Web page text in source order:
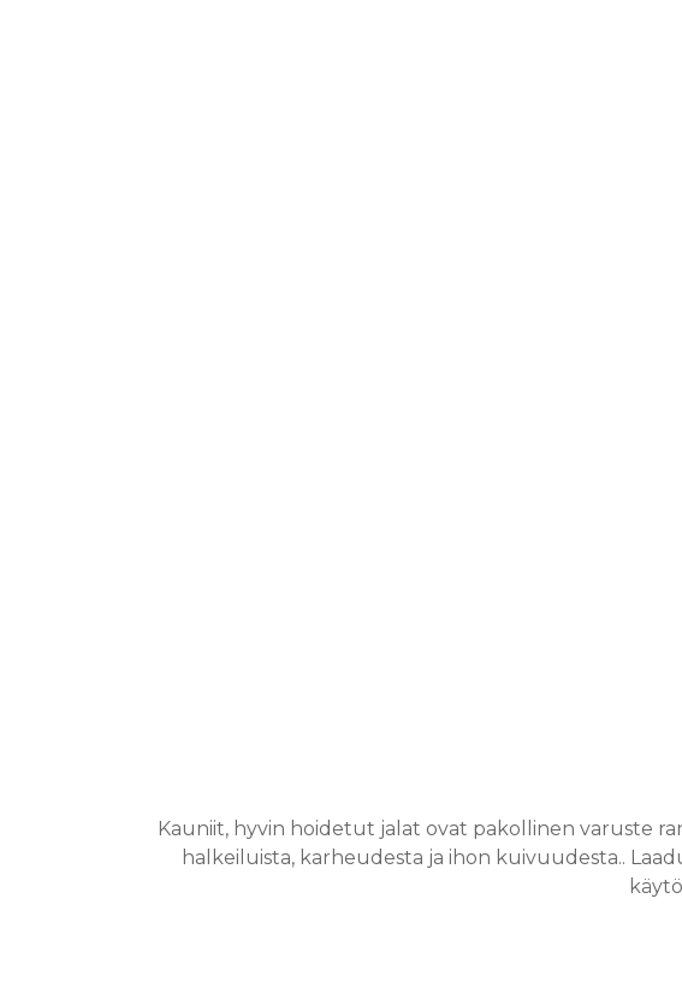
Kauniit, hyvin hoidetut jalat ovat pakollinen varuste
halkeiluista, karheudesta ja ihon kuivuudesta..